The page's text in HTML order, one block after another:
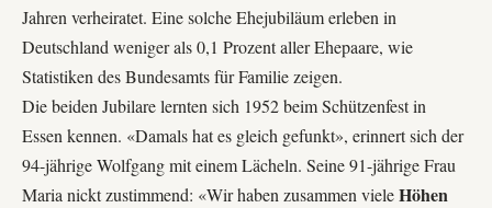
Jahren verheiratet. Eine solche Ehejubiläum erleben in
Deutschland weniger als 0,1 Prozent aller Ehepaare, wie
Statistiken desBundesamts für Familiezeigen.
Die beiden Jubilare lernten sich 1952 beim Schützenfest in
Essen kennen. «Damals hat es gleich gefunkt», erinnert sich der
94-jährige Wolfgang mit einem Lächeln. Seine 91-jährige Frau
Maria nickt zustimmend: «Wir haben zusammen vieleHöhen